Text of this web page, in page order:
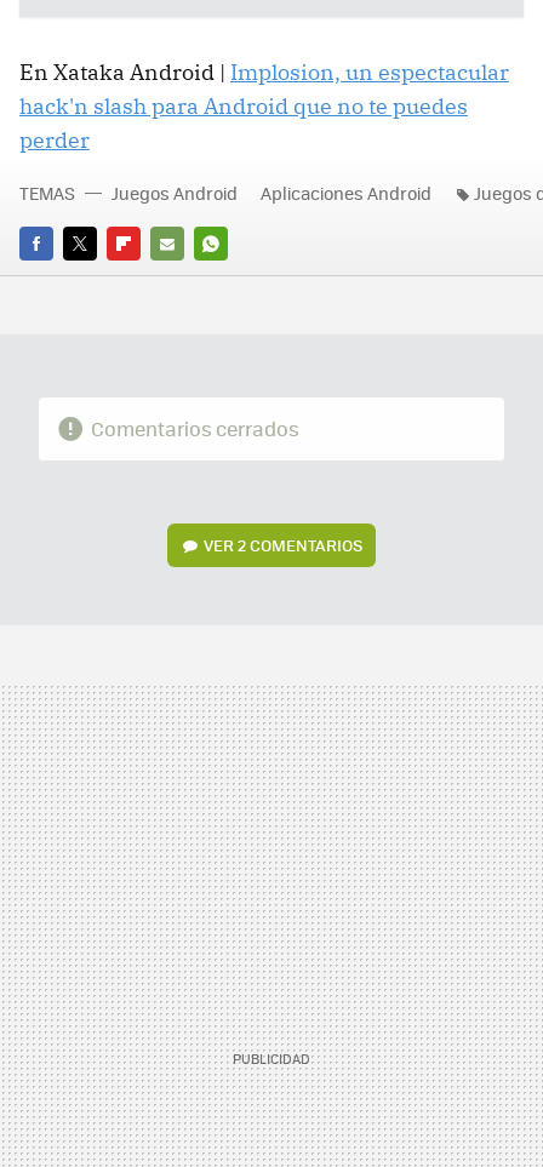
En Xataka Android | Implosion, un espectacular
hack'n slash para Android que no te puedes
perder
FACEBOOK
TWITTERFLIPBOARD
E-
WHATSAPP
TEMAS Juegos Android Aplicaciones Android Juegos
Comentarios cerrados
VER2 COMENTARIOS